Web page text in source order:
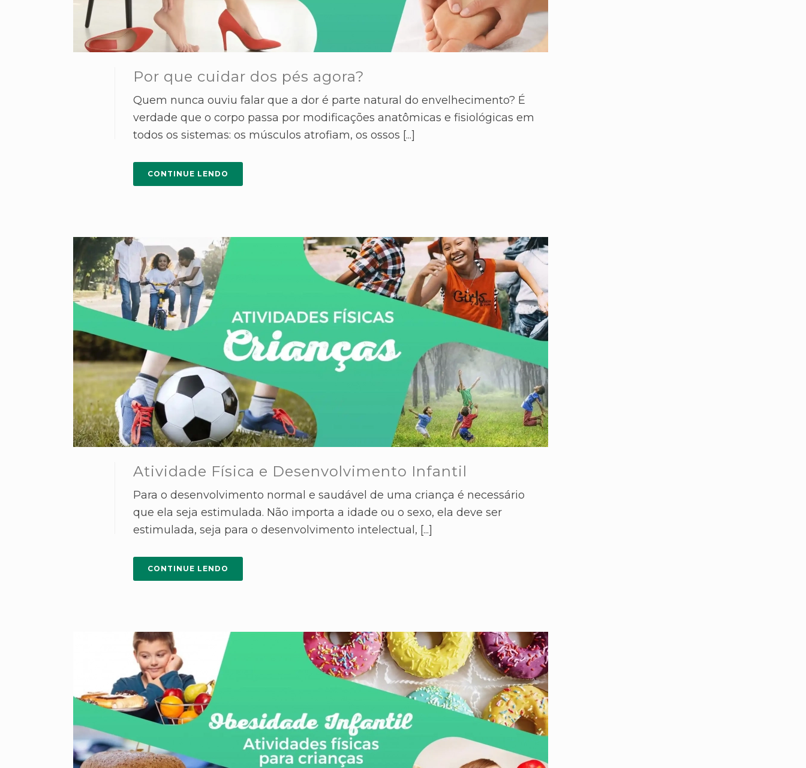
Por que cuidar dos pés agora?
Quem nunca ouviu falar que a dor é parte natural do envelhecimento? É
verdade que o corpo passa por modificações anatômicas e fisiológicas em
todos os sistemas: os músculos atrofiam, os ossos [...]
CONTINUE LENDO
Atividade Física e Desenvolvimento Infantil
Para o desenvolvimento normal e saudável de uma criança é necessário
que ela seja estimulada. Não importa a idade ou o sexo, ela deve ser
estimulada, seja para o desenvolvimento intelectual, [...]
CONTINUE LENDO